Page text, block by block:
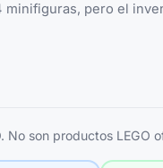
pero el
No son productos LEGO